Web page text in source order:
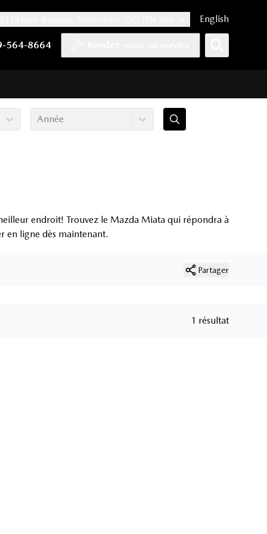
564-8664
TiktokLinkedIn
compte Instagram
English
Année
endroit! Trouvez le Mazda Miata qui répondra à
en ligne dès maintenant.
Partager
1 résultat